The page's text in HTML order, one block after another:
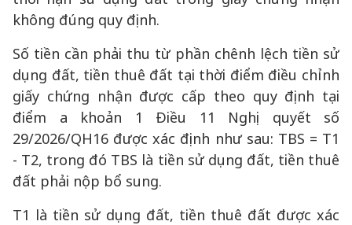
không đúng quy định.
Số tiền cần phải thu từ phần chênh lệch tiền sử
dụng đất, tiền thuê đất tại thời điểm điều chỉnh
giấy chứng nhận được cấp theo quy định tại
điểm a khoản 1 Điều 11 Nghị quyết số
29/2026/QH16 được xác định như sau: TBS = T1
- T2, trong đó TBS là tiền sử dụng đất, tiền thuê
đất phải nộp bổ sung.
T1 là tiền sử dụng đất, tiền thuê đất được xác